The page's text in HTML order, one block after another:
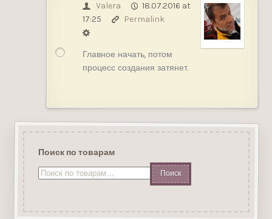
Valera
18.07.2016 at
17:25
Permalink
Главное начать, потом
процесс создания затянет.
Поиск по товарам
Искать: